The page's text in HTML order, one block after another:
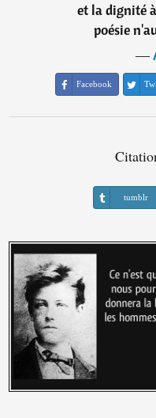
et la dignité
poésie
―
Facebook
tumblr